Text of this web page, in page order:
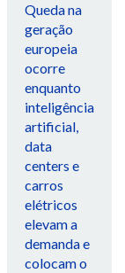
Queda na
geração
europeia
ocorre
enquanto
inteligência
artificial,
data
centers e
carros
elétricos
elevam a
demanda e
colocam o